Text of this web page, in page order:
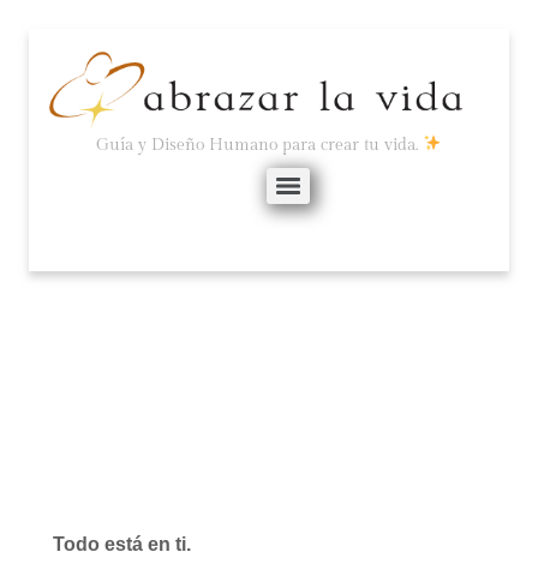
Guía y Diseño Humano para crear tu vida.
Todo está en ti.